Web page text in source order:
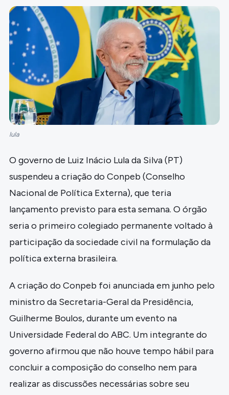
lula
O governo de Luiz Inácio Lula da Silva (PT)
suspendeu a criação do Conpeb (Conselho
Nacional de Política Externa), que teria
lançamento previsto para esta semana. O órgão
seria o primeiro colegiado permanente voltado à
participação da sociedade civil na formulação da
política externa brasileira.
A criação do Conpeb foi anunciada em junho pelo
ministro da Secretaria-Geral da Presidência,
Guilherme Boulos, durante um evento na
Universidade Federal do ABC. Um integrante do
governo afirmou que não houve tempo hábil para
concluir a composição do conselho nem para
realizar as discussões necessárias sobre seu